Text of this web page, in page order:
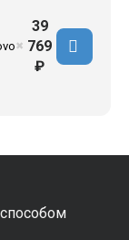
✖
39
769
₽